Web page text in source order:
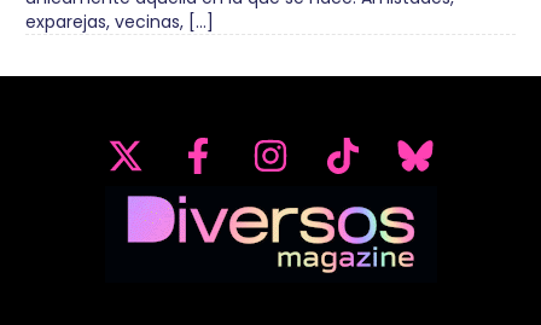
exparejas, vecinas, […]